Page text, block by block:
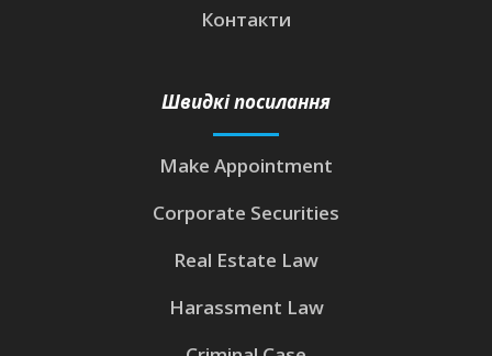
Контакти
Швидкі посилання
Make Appointment
Corporate Securities
Real Estate Law
Harassment Law